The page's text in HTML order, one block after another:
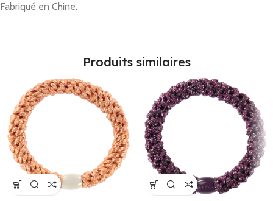
Fabriqué en Chine.
Produits similaires